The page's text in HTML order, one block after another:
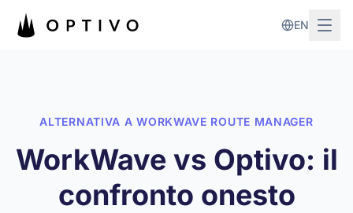
EN
ALTERNATIVA A WORKWAVE ROUTE MANAGER
WorkWave vs Optivo: il
confronto onesto